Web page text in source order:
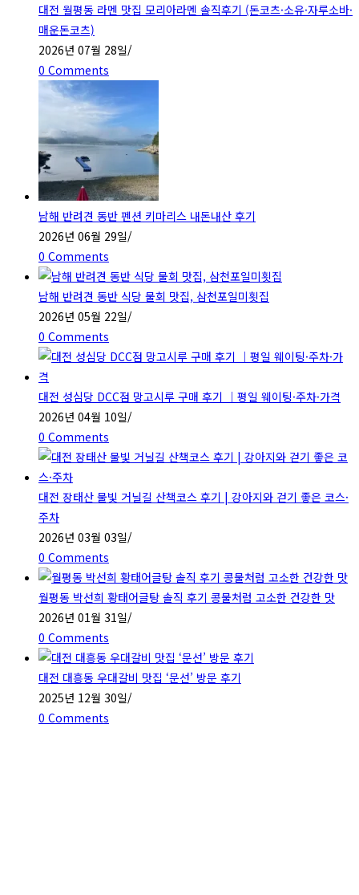
대전 월평동 라멘 맛집 모리아라멘 솔직후기 (돈코츠·소유·자루소바·
매운돈코츠)
2026년 07월 28일/
0 Comments
남해 반려견 동반 펜션 키마리스 내돈내산 후기
2026년 06월 29일/
0 Comments
남해 반려견 동반 식당 물회 맛집, 삼천포일미횟집
2026년 05월 22일/
0 Comments
대전 성심당 DCC점 망고시루 구매 후기 ｜평일 웨이팅·주차·가격
2026년 04월 10일/
0 Comments
대전 장태산 물빛 거닐길 산책코스 후기 | 강아지와 걷기 좋은 코스·
주차
2026년 03월 03일/
0 Comments
월평동 박선희 황태어글탕 솔직 후기 콩물처럼 고소한 건강한 맛
2026년 01월 31일/
0 Comments
대전 대흥동 우대갈비 맛집 ‘문선’ 방문 후기
2025년 12월 30일/
0 Comments